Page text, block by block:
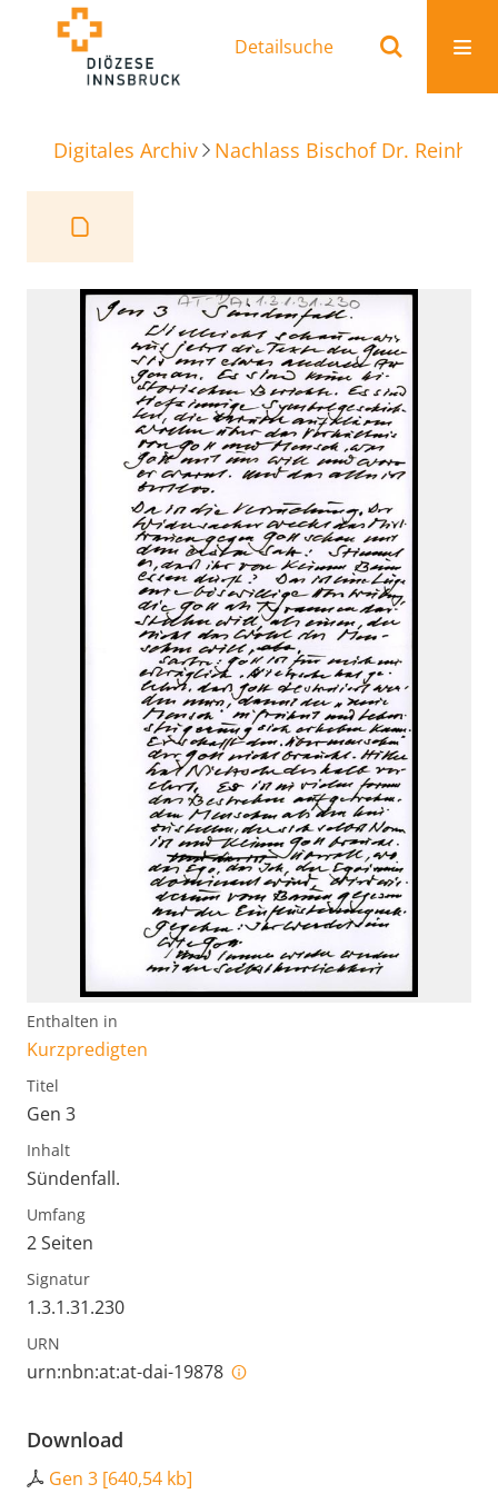
Detailsuche
Digitales Archiv Nachlass Bischof Dr.
Enthalten in
Kurzpredigten
Titel
Gen 3
Inhalt
Sündenfall.
Umfang
2 Seiten
Signatur
1.3.1.31.230
URN
urn:nbn:at:at-dai-19878
Download
Gen 3 [640,54 kb]